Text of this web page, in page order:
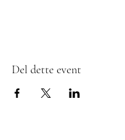
Del dette event